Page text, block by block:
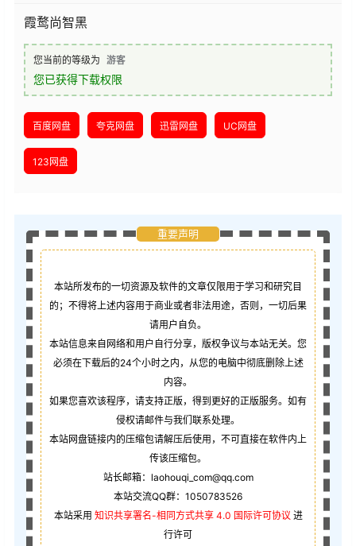
霞鹜尚智黑
您当前的等级为 游客
您已获得下载权限
百度网盘 夸克网盘 迅雷网盘 UC网盘
123网盘
重要声明
本站所发布的一切资源及软件的文章仅限用于学习和研究目
的；不得将上述内容用于商业或者非法用途，否则，一切后果
请用户自负。
本站信息来自网络和用户自行分享，版权争议与本站无关。您
必须在下载后的24个小时之内，从您的电脑中彻底删除上述
内容。
如果您喜欢该程序，请支持正版，得到更好的正版服务。如有
侵权请邮件与我们联系处理。
本站网盘链接内的压缩包请解压后使用，不可直接在软件内上
传该压缩包。
站长邮箱：laohouqi_com@qq.com
本站交流QQ群：1050783526
本站采用 知识共享署名-相同方式共享 4.0 国际许可协议 进
行许可